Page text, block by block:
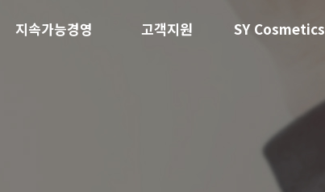
지속가능경영 고객지원 SY Cosmetics